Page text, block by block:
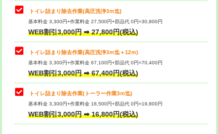
トイレ詰まり除去作業(高圧洗浄3ｍ迄)
基本料金 3,300円+作業料金 27,500円+部品代 0円=30,800円
WEB割引3,000円 ➡ 27,800円(税込)
トイレ詰まり除去作業(高圧洗浄3ｍ迄＋12ｍ)
基本料金 3,300円+作業料金 67,100円+部品代 0円=70,400円
WEB割引3,000円 ➡ 67,400円(税込)
トイレ詰まり除去作業(トーラー作業3ｍ迄)
基本料金 3,300円+作業料金 16,500円+部品代 0円=19,800円
WEB割引3,000円 ➡ 16,800円(税込)